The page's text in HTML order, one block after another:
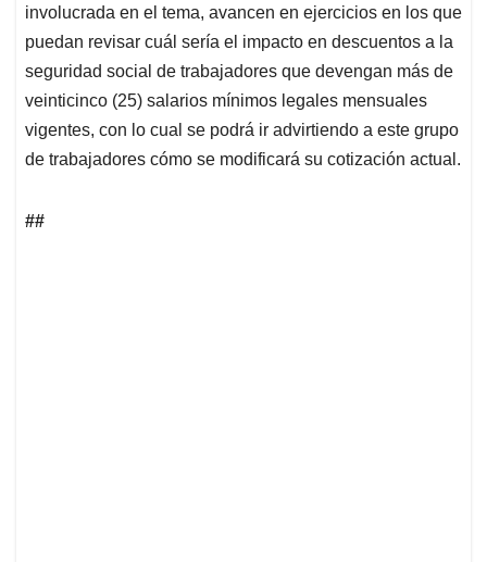
involucrada en el tema, avancen en ejercicios en los que
puedan revisar cuál sería el impacto en descuentos a la
seguridad social de trabajadores que devengan más de
veinticinco (25) salarios mínimos legales mensuales
vigentes, con lo cual se podrá ir advirtiendo a este grupo
de trabajadores cómo se modificará su cotización actual.
##